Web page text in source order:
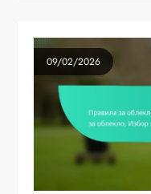
09/02/2026